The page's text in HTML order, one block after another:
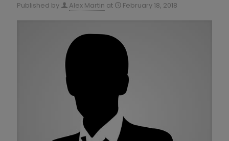
Published by Alex Martin at February 18, 2018